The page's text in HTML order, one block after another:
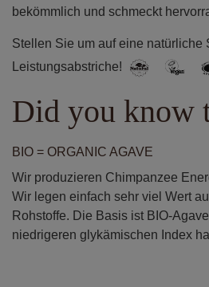
bekömmlich und schmeckt
Stellen Sie um auf eine natürliche
Leistungsabstriche!
Did you know
BIO = ORGANIC AGAVE
Wir produzieren Chimpanzee
Wir legen einfach sehr viel Wert
Rohstoffe. Die Basis ist BIO-
niedrigeren glykämischen Index